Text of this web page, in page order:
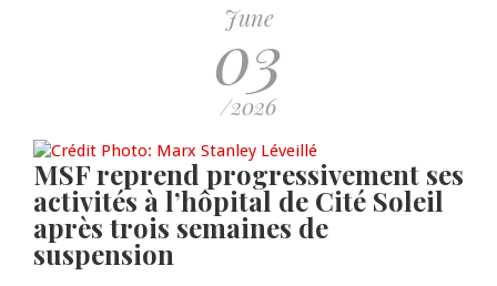
June
03
/2026
MSF reprend progressivement ses
activités à l’hôpital de Cité Soleil
après trois semaines de
suspension